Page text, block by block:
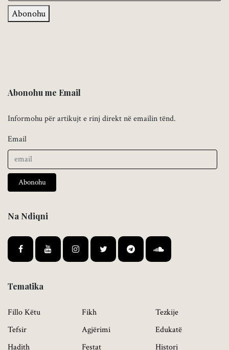
Abonohu
Abonohu me Email
Informohu për artikujt e rinj direkt në emailin tënd.
Email
Abonohu
Na Ndiqni
Tematika
Fillo Këtu
Tefsir
Hadith
Fikh
Agjërimi
Festat
Tezkije
Edukatë
Histori